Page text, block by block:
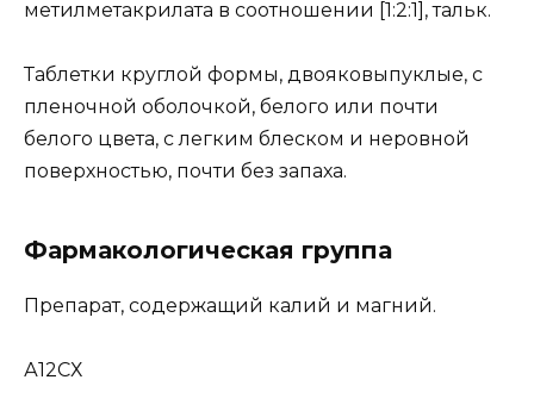
метилметакрилата в соотношении [1:2:1], тальк.
Таблетки круглой формы, двояковыпуклые, с
пленочной оболочкой, белого или почти
белого цвета, с легким блеском и неровной
поверхностью, почти без запаха.
Фармакологическая группа
Препарат, содержащий калий и магний.
А12СХ